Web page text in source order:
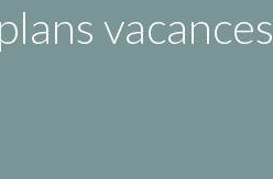
vacances